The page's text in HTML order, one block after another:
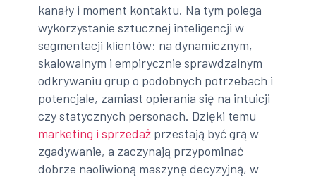
kanały i moment kontaktu. Na tym polega
wykorzystanie sztucznej inteligencji w
segmentacji klientów: na dynamicznym,
skalowalnym i empirycznie sprawdzalnym
odkrywaniu grup o podobnych potrzebach i
potencjale, zamiast opierania się na intuicji
czy statycznych personach. Dzięki temu
marketing i sprzedaż przestają być grą w
zgadywanie, a zaczynają przypominać
dobrze naoliwioną maszynę decyzyjną, w